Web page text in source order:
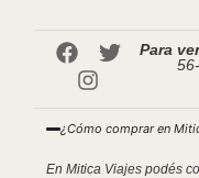
Para
¿Cómo comprar en
En Mitica Viajes podés